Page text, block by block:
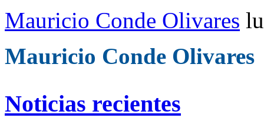
Mauricio Conde Olivares
Mauricio Conde Olivares
Noticias recientes